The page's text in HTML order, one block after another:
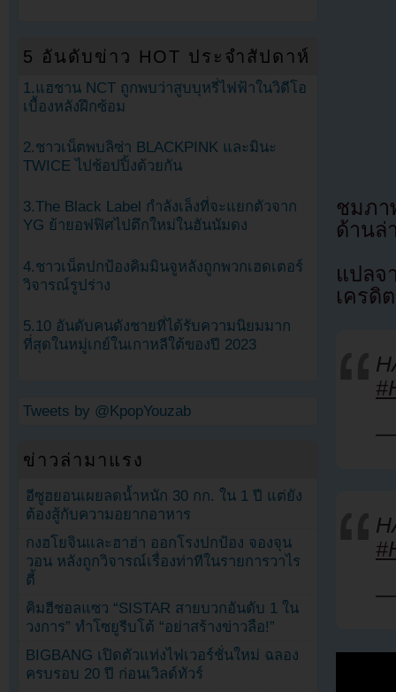
ชมภา
ด้านล่
แปลจ
เครดิ
—
—
5 อันดับข่าว HOT ประจำสัปดาห์
1.แฮชาน NCT ถูกพบว่าสูบบุหรี่ไฟฟ้าในวิดีโอ
เบื้องหลังฝึกซ้อม
2.ชาวเน็ตพบลิซ่า BLACKPINK และมินะ
TWICE ไปช้อปปิ้งด้วยกัน
3.The Black Label กำลังเล็งที่จะแยกตัวจาก
YG ย้ายอฟฟิศไปตึกใหม่ในฮันนัมดง
4.ชาวเน็ตปกป้องคิมมินจูหลังถูกพวกเฮดเตอร์
วิจารณ์รูปร่าง
5.10 อันดับคนดังชายที่ได้รับความนิยมมาก
ที่สุดในหมู่เกย์ในเกาหลีใต้ของปี 2023
Tweets by @KpopYouzab
ข่าวล่ามาแรง
อีซูฮยอนเผยลดน้ำหนัก 30 กก. ใน 1 ปี แต่ยัง
ต้องสู้กับความอยากอาหาร
กงฮโยจินและฮาฮ่า ออกโรงปกป้อง จองจุน
วอน หลังถูกวิจารณ์เรื่องท่าทีในรายการวาไร
ตี้
คิมฮีชอลแซว “SISTAR สายบวกอันดับ 1 ใน
วงการ” ทำโซยูรีบโต้ “อย่าสร้างข่าวลือ!”
BIGBANG เปิดตัวแท่งไฟเวอร์ชั่นใหม่ ฉลอง
ครบรอบ 20 ปี ก่อนเวิลด์ทัวร์